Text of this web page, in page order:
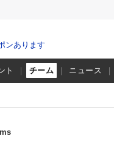
ンあります
ト チーム ニュース